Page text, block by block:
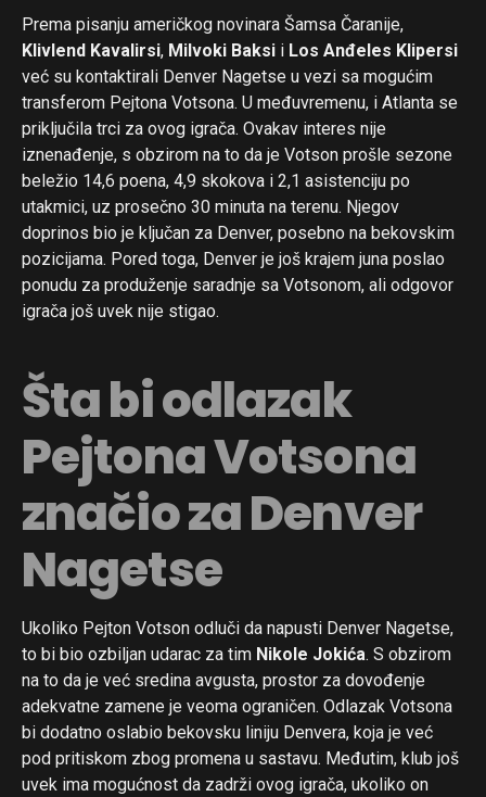
Prema pisanju američkog novinara Šamsa Čaranije,
Klivlend Kavalirsi, Milvoki Baksi i Los Anđeles Klipersi
već su kontaktirali Denver Nagetse u vezi sa mogućim
transferom Pejtona Votsona. U međuvremenu, i Atlanta se
priključila trci za ovog igrača. Ovakav interes nije
iznenađenje, s obzirom na to da je Votson prošle sezone
beležio 14,6 poena, 4,9 skokova i 2,1 asistenciju po
utakmici, uz prosečno 30 minuta na terenu. Njegov
doprinos bio je ključan za Denver, posebno na bekovskim
pozicijama. Pored toga, Denver je još krajem juna poslao
ponudu za produženje saradnje sa Votsonom, ali odgovor
igrača još uvek nije stigao.
Šta bi odlazak
Pejtona Votsona
značio za Denver
Nagetse
Ukoliko Pejton Votson odluči da napusti Denver Nagetse,
to bi bio ozbiljan udarac za tim Nikole Jokića. S obzirom
na to da je već sredina avgusta, prostor za dovođenje
adekvatne zamene je veoma ograničen. Odlazak Votsona
bi dodatno oslabio bekovsku liniju Denvera, koja je već
pod pritiskom zbog promena u sastavu. Međutim, klub još
uvek ima mogućnost da zadrži ovog igrača, ukoliko on